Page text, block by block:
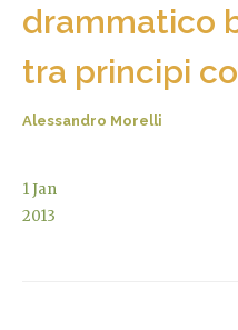
drammatico
tra principi
Alessandro Morelli
1Jan
2013